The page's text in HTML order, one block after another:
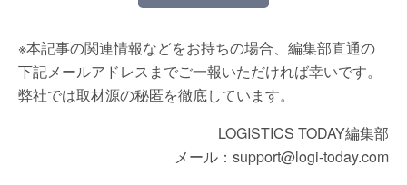
※本記事の関連情報などをお持ちの場合、編集部直通の
下記メールアドレスまでご一報いただければ幸いです。
弊社では取材源の秘匿を徹底しています。
LOGISTICS TODAY編集部
メール：support@logi-today.com